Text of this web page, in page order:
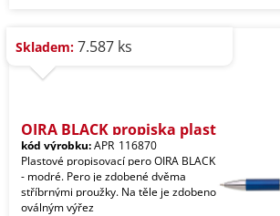
Skladem: 7.587 ks
OIRA BLACK propiska plast
kód výrobku:APR_116870
Plastové propisovací pero OIRA BLACK
- modré. Pero je zdobené dvěma
stříbrnými proužky. Na těle je zdobeno
oválným výřez